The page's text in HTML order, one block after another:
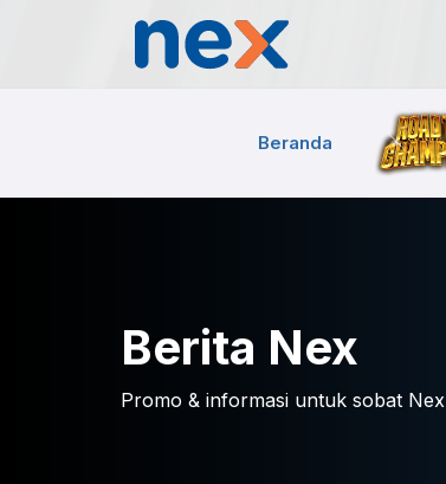
Beranda
Berita Nex
Promo & informasi untuk sobat Nex